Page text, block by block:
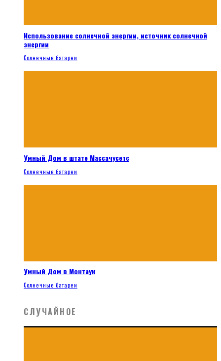
Использование солнечной энергии, источник солнечной
энергии
Солнечные батареи
Умный Дом в штате Массачусетс
Солнечные батареи
Умный Дом в Монтаук
Солнечные батареи
СЛУЧАЙНОЕ